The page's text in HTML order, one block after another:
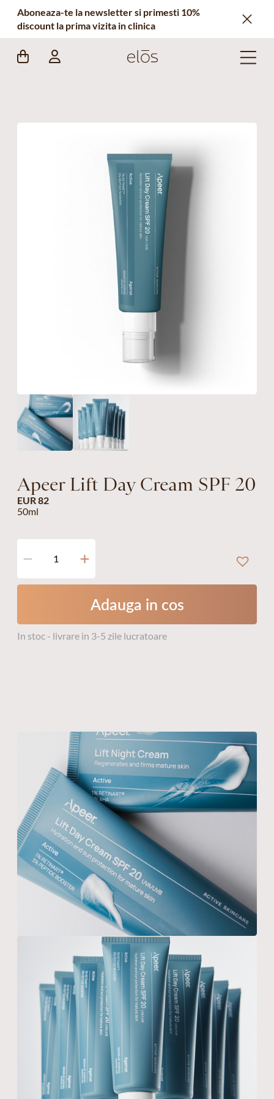
Aboneaza-te la newsletter si primesti 10%
discount la prima vizita in clinica
Apeer Lift Day Cream SPF 20
50ml
EUR 82
In stoc - livrare in 3-5 zile lucratoare
Cantitate
Apeer
Lift
Adauga in cos